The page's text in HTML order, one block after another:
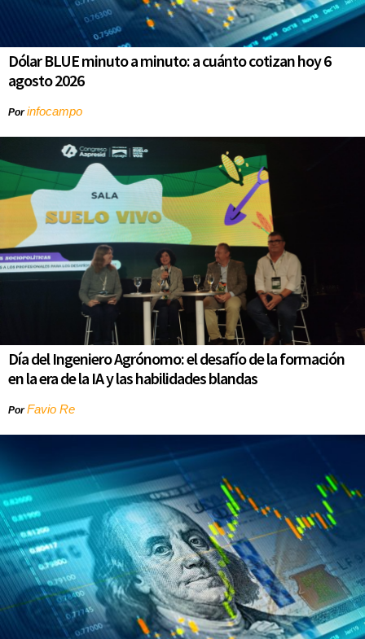
Dólar BLUE minuto a minuto: a cuánto cotizan hoy 6
agosto 2026
Porinfocampo
Día del Ingeniero Agrónomo: el desafío de la formación
en la era de la IA y las habilidades blandas
PorFavio Re